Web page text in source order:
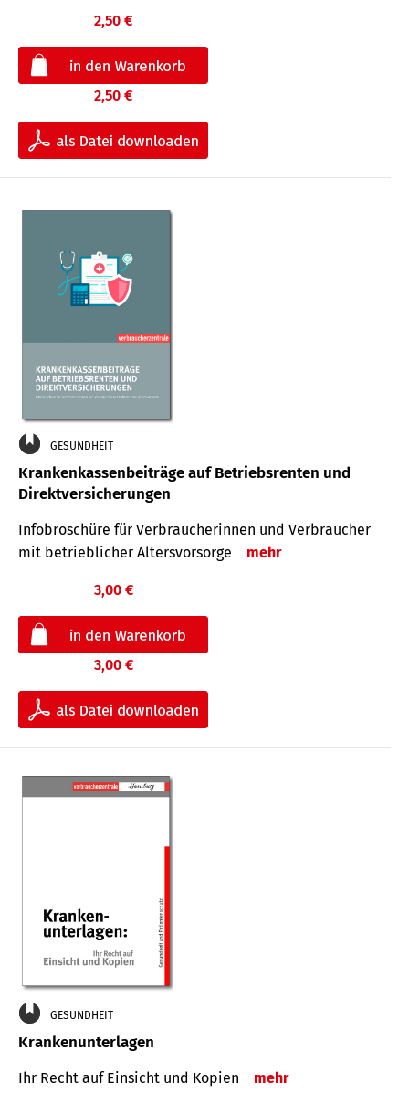
2,50 €
2,50 €
GESUNDHEIT
Krankenkassenbeiträge auf Betriebsrenten und
Direktversicherungen
Infobroschüre für Verbraucherinnen und Verbraucher
mit betrieblicher Altersvorsorge
mehr
3,00 €
3,00 €
GESUNDHEIT
Krankenunterlagen
Ihr Recht auf Einsicht und Kopien mehr